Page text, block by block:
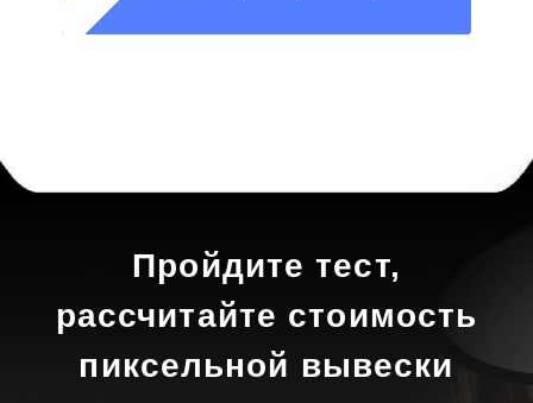
Пройдите тест,
рассчитайте стоимость
пиксельной вывески